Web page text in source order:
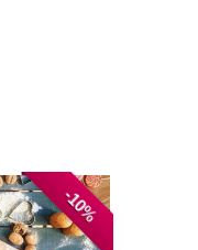
-10%